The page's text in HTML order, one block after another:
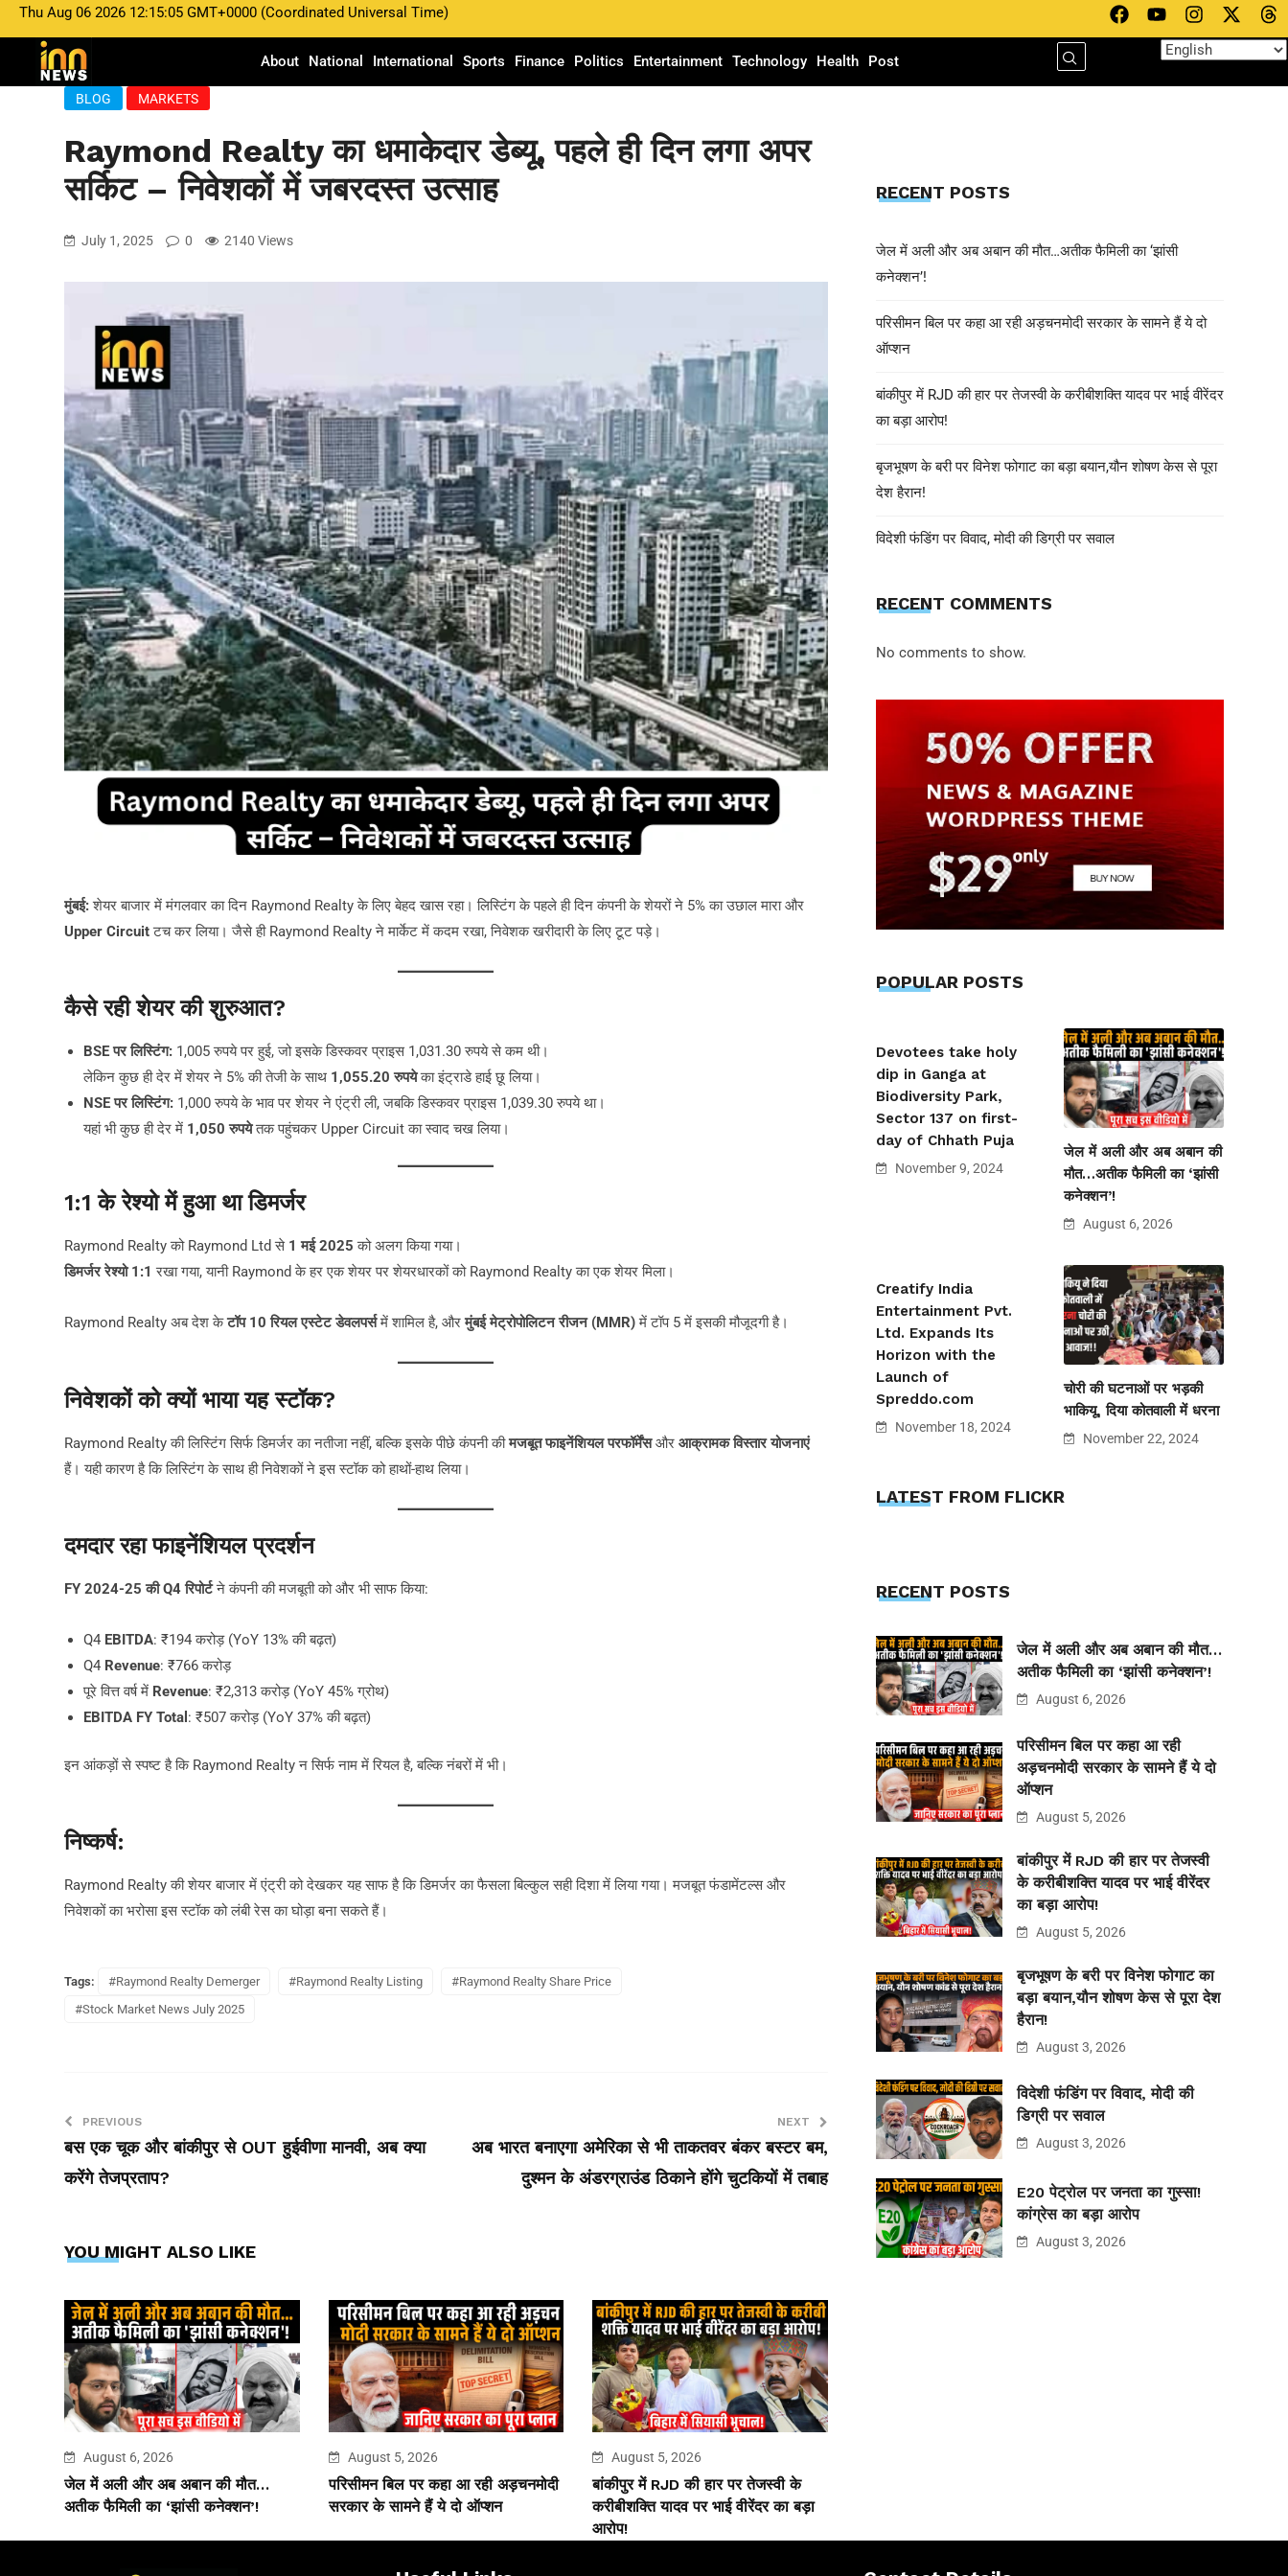
Thu Aug 06 2026 12:15:05 GMT+0000 (Coordinated Universal Time)
About National International Sports Finance Politics Entertainment Technology Health Post
BLOG MARKETS
Raymond Realty का धमाकेदार डेब्यू, पहले ही दिन लगा अपर
सर्किट – निवेशकों में जबरदस्त उत्साह
July 1, 2025 0 2140 Views
मुंबई:शेयर बाजार में मंगलवार का दिन Raymond Realty के लिए बेहद खास रहा। लिस्टिंग के पहले ही दिन कंपनी के शेयरों ने 5% का उछाल मारा और
Upper Circuitटच कर लिया। जैसे ही Raymond Realty ने मार्केट में कदम रखा, निवेशक खरीदारी के लिए टूट पड़े।
कैसे रही शेयर की शुरुआत?
BSE पर लिस्टिंग: 1,005 रुपये पर हुई, जो इसके डिस्कवर प्राइस 1,031.30 रुपये से कम थी।
लेकिन कुछ ही देर में शेयर ने 5% की तेजी के साथ 1,055.20 रुपयेका इंट्राडे हाई छू लिया।
NSE पर लिस्टिंग: 1,000 रुपये के भाव पर शेयर ने एंट्री ली, जबकि डिस्कवर प्राइस 1,039.30 रुपये था।
यहां भी कुछ ही देर में 1,050 रुपयेतक पहुंचकर Upper Circuit का स्वाद चख लिया।
1:1 के रेश्यो में हुआ था डिमर्जर
Raymond Realty को Raymond Ltd से 1 मई 2025 को अलग किया गया।
डिमर्जर रेश्यो 1:1 रखा गया, यानी Raymond के हर एक शेयर पर शेयरधारकों को Raymond Realty का एक शेयर मिला।
Raymond Realty अब देश केटॉप 10 रियल एस्टेट डेवलपर्समें शामिल है, औरमुंबई मेट्रोपोलिटन रीजन (MMR)में टॉप 5 में इसकी मौजूदगी है।
निवेशकों को क्यों भाया यह स्टॉक?
Raymond Realty की लिस्टिंग सिर्फ डिमर्जर का नतीजा नहीं, बल्कि इसके पीछे कंपनी कीमजबूत फाइनेंशियल परफॉर्मेंसऔर आक्रामक विस्तार योजनाएं
हैं। यही कारण है कि लिस्टिंग के साथ ही निवेशकों ने इस स्टॉक को हाथों-हाथ लिया।
दमदार रहा फाइनेंशियल प्रदर्शन
FY 2024-25 की Q4 रिपोर्टने कंपनी की मजबूती को और भी साफ किया:
Q4 EBITDA: ₹194 करोड़ (YoY 13% की बढ़त)
Q4 Revenue: ₹766 करोड़
पूरे वित्त वर्ष में Revenue: ₹2,313 करोड़ (YoY 45% ग्रोथ)
EBITDA FY Total : ₹507 करोड़ (YoY 37% की बढ़त)
इन आंकड़ों से स्पष्ट है कि Raymond Realty न सिर्फ नाम में रियल है, बल्कि नंबरों में भी।
निष्कर्ष:
Raymond Realty की शेयर बाजार में एंट्री को देखकर यह साफ है कि डिमर्जर का फैसला बिल्कुल सही दिशा में लिया गया। मजबूत फंडामेंटल्स और
निवेशकों का भरोसा इस स्टॉक को लंबी रेस का घोड़ा बना सकते हैं।
Tags: #Raymond Realty Demerger #Raymond Realty Listing
#Raymond Realty Share Price
#Stock Market News July 2025
PREVIOUS
बस एक चूक और बांकीपुर से OUT हुईवीणा मानवी, अब क्या
करेंगे तेजप्रताप?
NEXT
अब भारत बनाएगा अमेरिका से भी ताकतवर बंकर बस्टर बम,
दुश्मन के अंडरग्राउंड ठिकाने होंगे चुटकियों में तबाह
YOU MIGHT ALSO LIKE
August 6, 2026
जेल में अली और अब अबान की मौत…
अतीक फैमिली का ‘झांसी कनेक्शन’!
August 5, 2026
परिसीमन बिल पर कहा आ रही अड़चनमोदी
सरकार के सामने हैं ये दो ऑप्शन
August 5, 2026
बांकीपुर में RJD की हार पर तेजस्वी के
करीबीशक्ति यादव पर भाई वीरेंदर का बड़ा
आरोप!
RECENT POSTS
जेल में अली और अब अबान की मौत…अतीक फैमिली का ‘झांसी
कनेक्शन’!
परिसीमन बिल पर कहा आ रही अड़चनमोदी सरकार के सामने हैं ये दो
ऑप्शन
बांकीपुर में RJD की हार पर तेजस्वी के करीबीशक्ति यादव पर भाई वीरेंदर
का बड़ा आरोप!
बृजभूषण के बरी पर विनेश फोगाट का बड़ा बयान,यौन शोषण केस से पूरा
देश हैरान!
विदेशी फंडिंग पर विवाद, मोदी की डिग्री पर सवाल
RECENT COMMENTS
No comments to show.
POPULAR POSTS
Devotees take holy
dip in Ganga at
Biodiversity Park,
Sector 137 on first-
day of Chhath Puja
November 9, 2024
जेल में अली और अब अबान की
मौत…अतीक फैमिली का ‘झांसी
कनेक्शन’!
August 6, 2026
Creatify India
Entertainment Pvt.
Ltd. Expands Its
Horizon with the
Launch of
Spreddo.com
November 18, 2024
चोरी की घटनाओं पर भड़की
भाकियू, दिया कोतवाली में धरना
November 22, 2024
LATEST FROM FLICKR
RECENT POSTS
जेल में अली और अब अबान की मौत…
अतीक फैमिली का ‘झांसी कनेक्शन’!
August 6, 2026
परिसीमन बिल पर कहा आ रही
अड़चनमोदी सरकार के सामने हैं ये दो
ऑप्शन
August 5, 2026
बांकीपुर में RJD की हार पर तेजस्वी
के करीबीशक्ति यादव पर भाई वीरेंदर
का बड़ा आरोप!
August 5, 2026
बृजभूषण के बरी पर विनेश फोगाट का
बड़ा बयान,यौन शोषण केस से पूरा देश
हैरान!
August 3, 2026
विदेशी फंडिंग पर विवाद, मोदी की
डिग्री पर सवाल
August 3, 2026
E20 पेट्रोल पर जनता का गुस्सा!
कांग्रेस का बड़ा आरोप
August 3, 2026